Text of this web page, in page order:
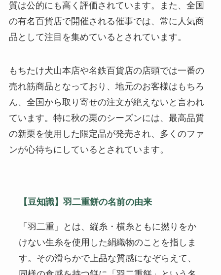
質は公的にも高く評価されています。また、全国
の有名百貨店で開催される催事では、常に人気商
品として注目を集めているとされています。
もちたけ犬山本店や名鉄百貨店の店頭では一番の
売れ筋商品となっており、地元のお客様はもちろ
ん、全国から取り寄せの注文が絶えないと言われ
ています。特に秋の栗のシーズンには、最高品質
の新栗を使用した限定品が発売され、多くのファ
ンが心待ちにしているとされています。
【豆知識】羽二重餅の名前の由来
「羽二重」とは、縦糸・横糸ともに撚りをか
けない生糸を使用した絹織物のことを指しま
す。その滑らかで上品な質感になぞらえて、